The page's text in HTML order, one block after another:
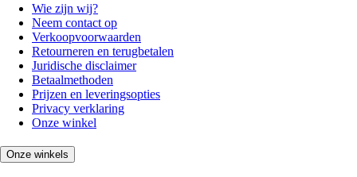
Wie zijn wij?
Neem contact op
Verkoopvoorwaarden
Retourneren en terugbetalen
Juridische disclaimer
Betaalmethoden
Prijzen en leveringsopties
Privacy verklaring
Onze winkel
Onze winkels